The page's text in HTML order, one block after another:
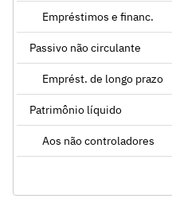
Empréstimos e financ.
Passivo não circulante
Emprést. de longo prazo
Patrimônio líquido
Aos não controladores